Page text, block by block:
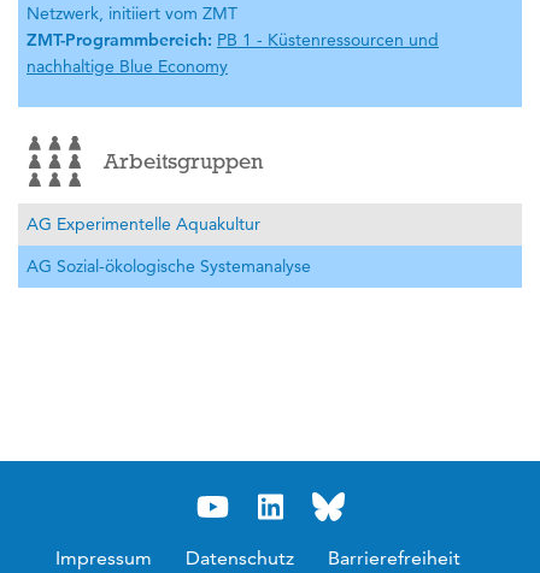
Netzwerk, initiiert vom ZMT
ZMT-Programmbereich: PB 1 - Küstenressourcen und
nachhaltige Blue Economy
Arbeitsgruppen
AG Experimentelle Aquakultur
AG Sozial-ökologische Systemanalyse
Impressum Datenschutz
Barrierefreiheit